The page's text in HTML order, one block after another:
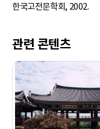
한국고전문학회, 2002.
관련 콘텐츠